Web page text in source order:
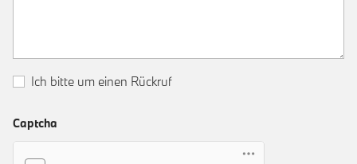
Ich bitte um einen Rückruf
Captcha